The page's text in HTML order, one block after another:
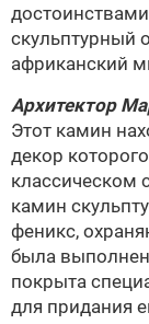
скульптурный
африканский
Архитектор
Этот камин
декор
классическом
камин
феникс,
была
покрыта
для придания